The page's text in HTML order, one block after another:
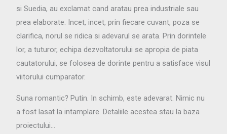
si Suedia, au exclamat cand aratau prea industriale sau
prea elaborate. Incet, incet, prin fiecare cuvant, poza se
clarifica, norul se ridica si adevarul se arata. Prin dorintele
lor, a tuturor, echipa dezvoltatorului se apropia de piata
cautatorului, se folosea de dorinte pentru a satisface visul
viitorului cumparator.
Suna romantic? Putin. In schimb, este adevarat. Nimic nu
a fost lasat la intamplare. Detaliile acestea stau la baza
proiectului…